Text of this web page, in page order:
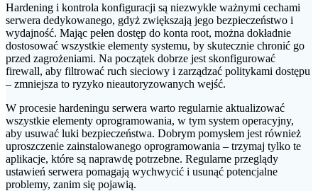
Hardening i kontrola konfiguracji są niezwykle ważnymi cechami
serwera dedykowanego, gdyż zwiększają jego bezpieczeństwo i
wydajność. Mając pełen dostęp do konta root, można dokładnie
dostosować wszystkie elementy systemu, by skutecznie chronić go
przed zagrożeniami. Na początek dobrze jest skonfigurować
firewall, aby filtrować ruch sieciowy i zarządzać politykami dostępu
– zmniejsza to ryzyko nieautoryzowanych wejść.
W procesie hardeningu serwera warto regularnie aktualizować
wszystkie elementy oprogramowania, w tym system operacyjny,
aby usuwać luki bezpieczeństwa. Dobrym pomysłem jest również
uproszczenie zainstalowanego oprogramowania – trzymaj tylko te
aplikacje, które są naprawdę potrzebne. Regularne przeglądy
ustawień serwera pomagają wychwycić i usunąć potencjalne
problemy, zanim się pojawią.